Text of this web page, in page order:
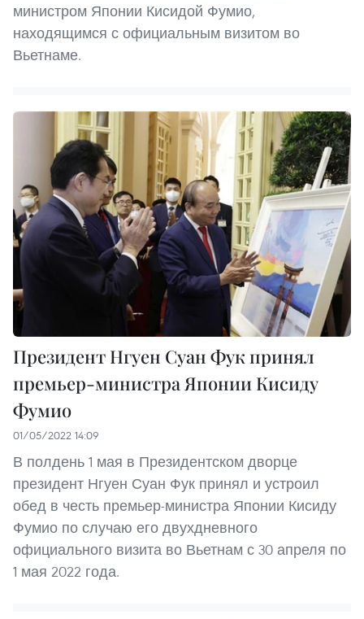
министром Японии Кисидой Фумио,
находящимся с официальным визитом во
Вьетнаме.
Президент Нгуен Суан Фук принял
премьер-министра Японии Кисиду
Фумио
01/05/2022 14:09
В полдень 1 мая в Президентском дворце
президент Нгуен Суан Фук принял и устроил
обед в честь премьер-министра Японии Кисиду
Фумио по случаю его двухдневного
официального визита во Вьетнам с 30 апреля по
1 мая 2022 года.